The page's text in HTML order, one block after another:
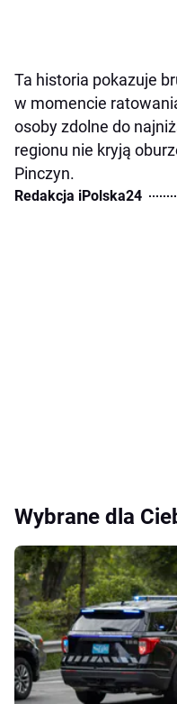
Ta historia pokazuje
w momencie
osoby zdolne do
regionu nie kryją
Pinczyn.
Redakcja iPolska24
Wybrane dla